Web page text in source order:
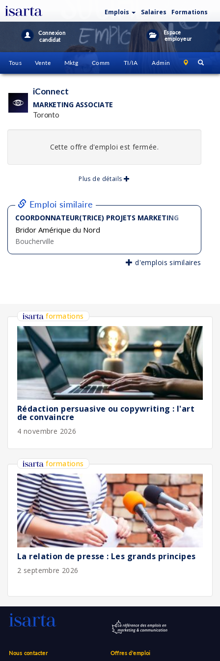
Emplois Salaires Formations
Connexion
candidat
Espace
employeur
Tous Vente Mktg Comm TI/IA Admin
iConnect
MARKETING ASSOCIATE
Toronto
Cette offre d'emploi est fermée.
Plus de détails
Emploi similaire
COORDONNATEUR(TRICE) PROJETS MARKETING
Bridor Amérique du Nord
Boucherville
d'emplois similaires
formations
Rédaction persuasive ou copywriting : l'art
de convaincre
4 novembre 2026
formations
La relation de presse : Les grands principes
2 septembre 2026
Nous contacter Offres d'emploi